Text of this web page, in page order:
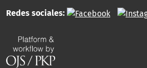
Redes sociales: